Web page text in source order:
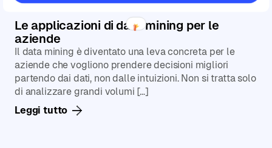
Le applicazioni di data mining per le
aziende
Il data mining è diventato una leva concreta per le
aziende che vogliono prendere decisioni migliori
partendo dai dati, non dalle intuizioni. Non si tratta solo
di analizzare grandi volumi […]
Leggi tutto